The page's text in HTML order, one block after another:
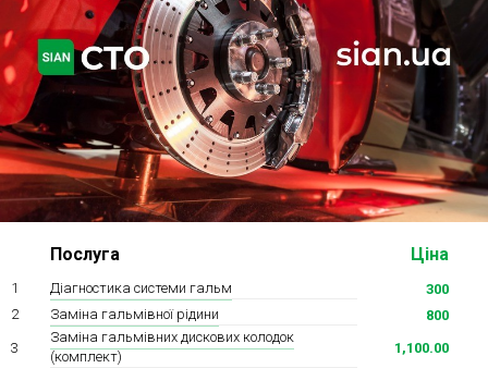
Запчастини Двигун
Гальмівна система Заміна Ременей
Послуга Ціна
1 Діагностика системи гальм
300
2
Заміна гальмівної рідини
800
3
Заміна гальмівних дискових колодок
(комплект)
1,100.00